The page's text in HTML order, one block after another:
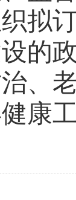
拟
的
、
康工